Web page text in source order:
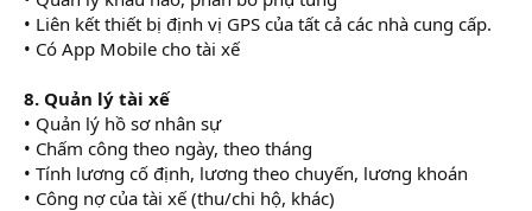
• Liên kết thiết bị định vị GPS của tất cả các nhà cung cấp.
• Có App Mobile cho tài xế
8. Quản lý tài xế
• Quản lý hồ sơ nhân sự
• Chấm công theo ngày, theo tháng
• Tính lương cố định, lương theo chuyến, lương khoán
• Công nợ của tài xế (thu/chi hộ, khác)